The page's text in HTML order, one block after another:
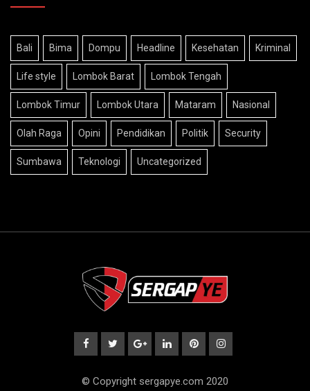
Bali Bima Dompu Headline Kesehatan Kriminal
Life style Lombok Barat Lombok Tengah
Lombok Timur Lombok Utara Mataram Nasional
Olah Raga Opini Pendidikan Politik Security
Sumbawa Teknologi Uncategorized
© Copyright sergapye.com 2020